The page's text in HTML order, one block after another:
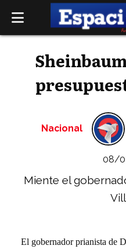
Miente el
Nacional
08/
El gobernador prianista de